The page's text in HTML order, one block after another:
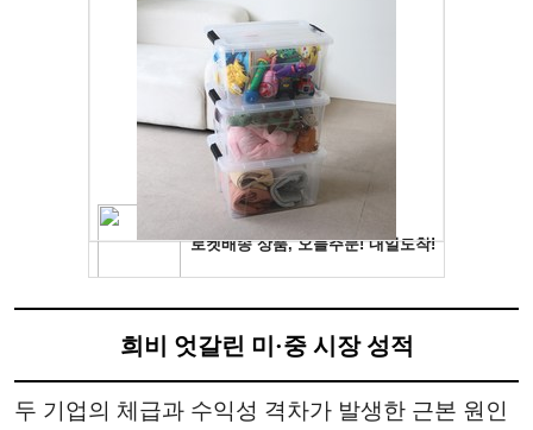
희비 엇갈린 미·중 시장 성적
두 기업의 체급과 수익성 격차가 발생한 근본 원인